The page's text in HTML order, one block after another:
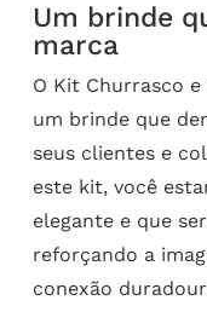
Um brinde
marca
O Kit Churrasco e
um brinde que
seus clientes e
este kit, você
elegante e que
reforçando a
conexão